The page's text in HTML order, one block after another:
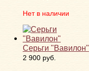
Нет в наличии
Серьги "Вавилон"
2 900 руб.